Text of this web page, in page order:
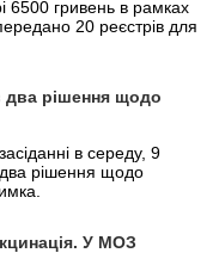
6500 гривень в рамках
20 реєстрів для
два рішення щодо
в середу, 9
рішення щодо
У МОЗ